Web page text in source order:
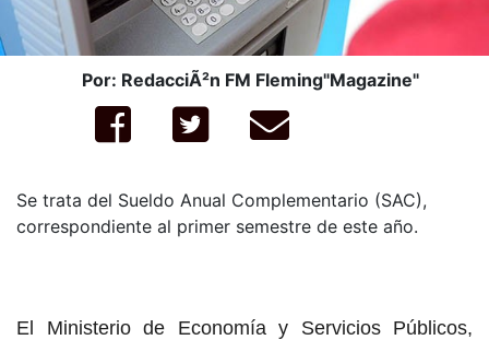
Por: RedacciÃ²n FM Fleming"Magazine"
Se trata del Sueldo Anual Complementario (SAC),
correspondiente al primer semestre de este año.
El Ministerio de Economía y Servicios Públicos,